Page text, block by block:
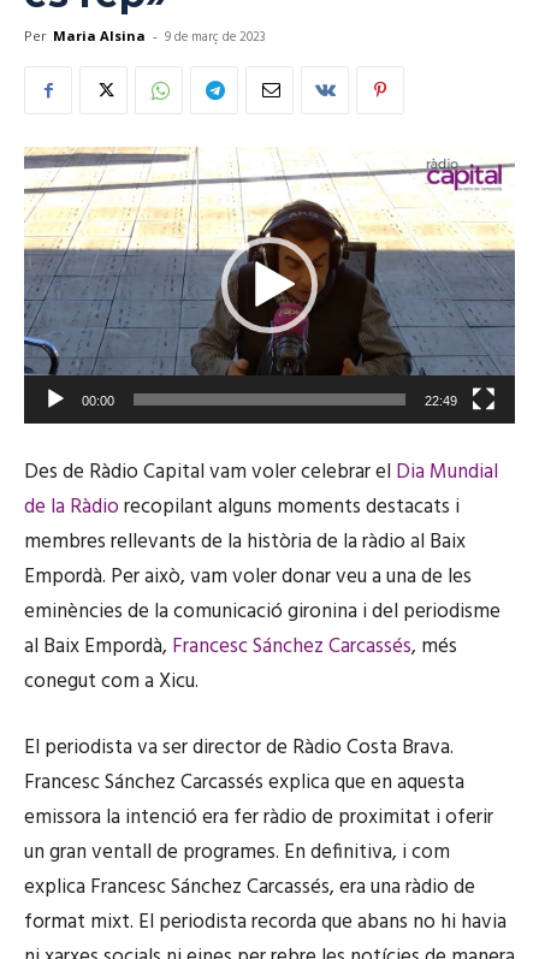
Per Maria Alsina - 9 de març de 2023
Reproductor
de
vídeo
00:00 22:49
Des de Ràdio Capital vam voler celebrar elDia Mundial
de la Ràdiorecopilant alguns moments destacats i
membres rellevants de la història de la ràdio al Baix
Empordà. Per això, vam voler donar veu a una de les
eminències de la comunicació gironina i del periodisme
al Baix Empordà, Francesc Sánchez Carcassés, més
conegut com a Xicu.
El periodista va ser director de Ràdio Costa Brava.
Francesc Sánchez Carcassés explica que en aquesta
emissora la intenció era fer ràdio de proximitat i oferir
un gran ventall de programes. En definitiva, i com
explica Francesc Sánchez Carcassés, era una ràdio de
format mixt. El periodista recorda que abans no hi havia